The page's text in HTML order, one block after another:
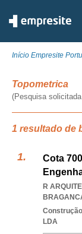
Início Empresite
Topometrica
(Pesquisa
1 resultado de
Cota
R
LDA